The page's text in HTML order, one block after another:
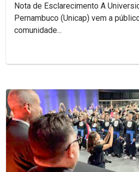
Nota de Esclarecimento A Universidade Católica de
Pernambuco (Unicap) vem a
comunidade...